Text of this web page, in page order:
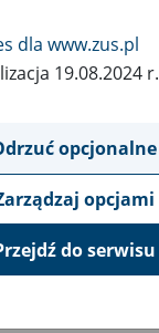
eZUS
dla www.zus.pl
19.08.2024 r.
opcjonalne
opcjami
do serwisu